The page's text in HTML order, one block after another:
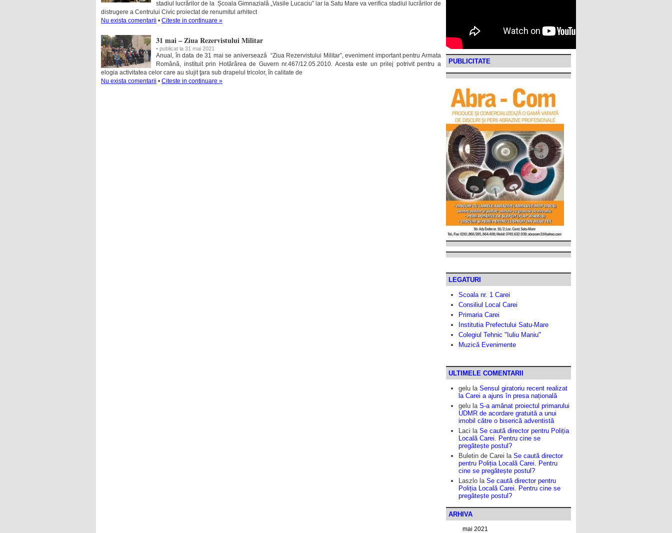
stadiul lucrărilor de la Școala Gimnazială „Vasile Lucaciu” iar la Satu Mare va verifica stadiul lucrărilor de
distrugere a Centrului Civic proiectat de renumitul arhitect
Nu exista comentarii • Citeste in continuare »
31 mai – Ziua Rezervistului Militar
• publicat la 31 mai 2021
Anual, în data de 31 mai se aniversează “Ziua Rezervistului Militar”, eveniment important pentru Armata
Română, instituit prin Hotărârea de Guvern nr.467/12.05.2010. Acesta este un prilej potrivit pentru a
elogia activitatea celor care au slujit ţara sub drapelul tricolor, în calitate de
Nu exista comentarii • Citeste in continuare »
PUBLICITATE
LEGATURI
Scoala nr. 1 Carei
Consiliul Local Carei
Primaria Carei
Institutia Prefectului Satu-Mare
Colegiul Tehnic "Iuliu Maniu"
Muzică Evenimente
ULTIMELE COMENTARII
gelu la Sensul giratoriu recent realizat
la Carei a ajuns în presa națională
gelu la S-a amânat proiectul primarului
UDMR de acordare gratuită a unui
imobil către o biserică adventistă
Laci la Se caută director pentru Poliția
Locală Carei. Pentru cine se
pregătește postul?
Buletin de Carei la Se caută director
pentru Poliția Locală Carei. Pentru
cine se pregătește postul?
Laszlo la Se caută director pentru
Poliția Locală Carei. Pentru cine se
pregătește postul?
ARHIVA
mai 2021